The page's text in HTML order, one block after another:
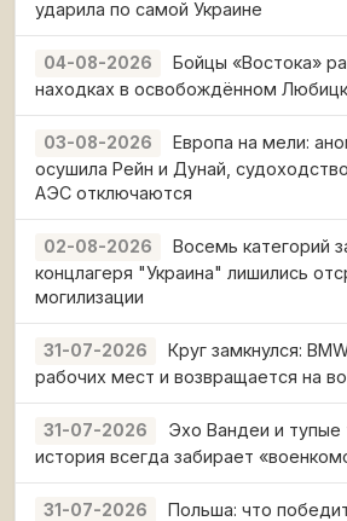
ударила по самой Украине
04-08-2026
Бойцы «Востока»
находках в освобождённом
03-08-2026
Европа на мели:
осушила Рейн и Дунай,
АЭС отключаются
02-08-2026
Восемь категорий
концлагеря "Украина" лишились
могилизации
31-07-2026
Круг замкнулся:
рабочих мест и возвращается на
31-07-2026
Эхо Вандеи и
история всегда забирает
31-07-2026
Польша: что